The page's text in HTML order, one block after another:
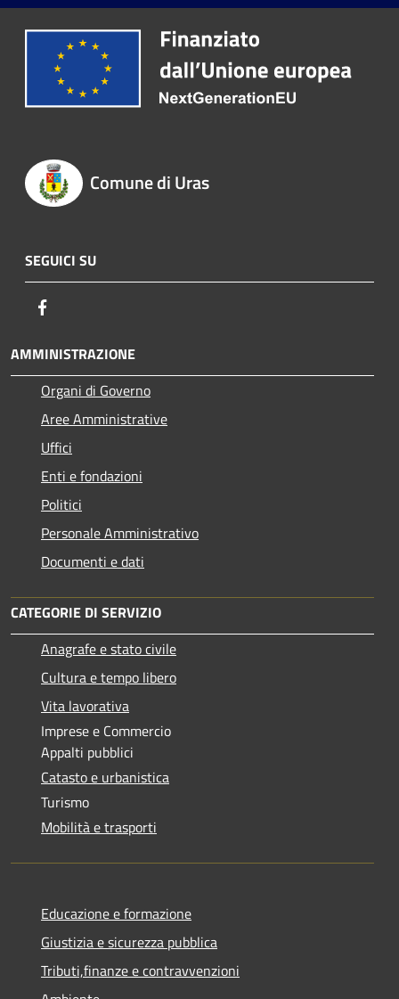
Comune di Uras
SEGUICI SU
AMMINISTRAZIONE
Organi di Governo
Aree Amministrative
Uffici
Enti e fondazioni
Politici
Personale Amministrativo
Documenti e dati
CATEGORIE DI SERVIZIO
Anagrafe e stato civile
Cultura e tempo libero
Vita lavorativa
Imprese e Commercio
Appalti pubblici
Catasto e urbanistica
Turismo
Mobilità e trasporti
Educazione e formazione
Giustizia e sicurezza pubblica
Tributi,finanze e contravvenzioni